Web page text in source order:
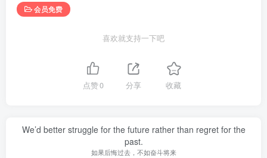
会员免费
喜欢就支持一下吧
点赞0 分享 收藏
We’d better struggle for the future rather than regret for the
past.
如果后悔过去，不如奋斗将来